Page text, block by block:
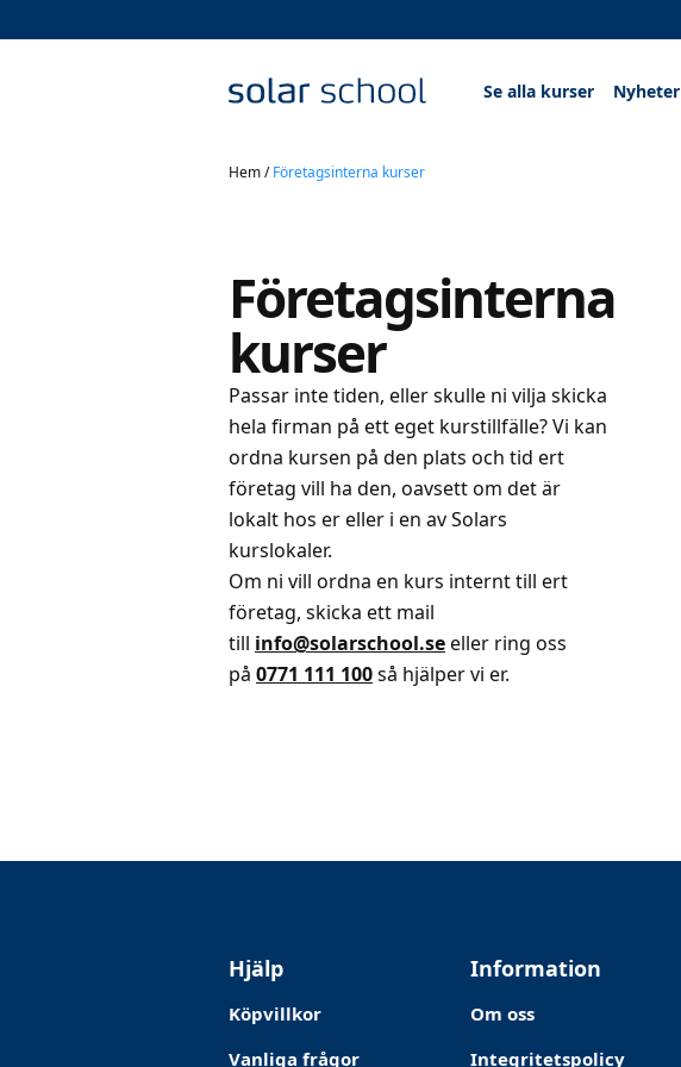
Se alla kurser Nyheter
Hem/Företagsinterna kurser
Företagsinterna
kurser
Passar inte tiden, eller skulle ni vilja skicka
hela firman på ett eget kurstillfälle? Vi kan
ordna kursen på den plats och tid ert
företag vill ha den, oavsett om det är
lokalt hos er eller i en av Solars
kurslokaler.
Om ni vill ordna en kurs internt till ert
företag, skicka ett mail
till info@solarschool.seeller ring oss
på 0771 111 100så hjälper vi er.
Hjälp
Köpvillkor
Vanliga frågor
Information
Om oss
Integritetspolicy